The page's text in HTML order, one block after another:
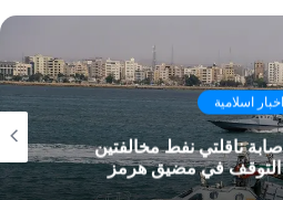
اخبار اسلامية
ناقلتي نفط مخالفتين
التوقف في مضيق هرمز